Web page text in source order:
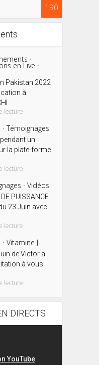
190
•
en Live •
Pakistan 2022
à
lecture
• Témoignages
un
la plate-forme
lecture
• Vidéos
PUISSANCE
23 Juin avec
lecture
• Vitamine J
de Victor a
à vous
lecture
DIRECTS